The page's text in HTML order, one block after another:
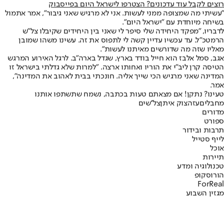
רוצים לקבל עוד עדכונים? הצטרפו לישראל היום בפייסבוק
"עשיתי מה שמצופה ממני לעשות. אני לא מרגיש שאני גיבור", אמר אתמול
בשיחה מיוחדת עם "ישראל היום".
לדבריו, "מפקד היחידה שלי סיפר לי שאני בין היחידים שקיבלו צל"ש
הרמטכ"ל. עד עכשיו עדיין קשה לי לתפוס את זה. עשינו משהו שמובן
מאליו שזה מה שדורשים מאיתנו לעשות".
אגב, סמל אלבז הוא חייל בודד בארץ, שגדל בארה"ב. לרגל האירוע המרגש
הטיסה קרן ליב"י את הוריו ואחותו ארצה. "למרות שלא גדלתי בישראל זו
המדינה שאני מרגיש הכי שייך אליה. חונכתי בבית לאהוב את המדינה",
אמר.
טעינו? נתקן! אם מצאתם טעות בכתבה, נשמח שתשתפו אותנו
מחבליםעזהצוק איתןצל''שים
מדורים
ספורט
תרבות ובידור
לייף סטייל
אוכל
תיירות
טכנולוגיה ומדע
הורוסקופ
ForReal
מגזין השבוע